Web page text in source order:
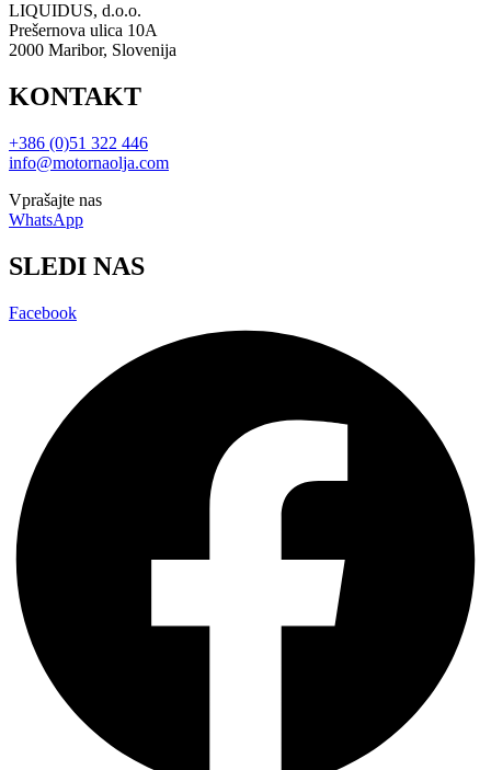
LIQUIDUS, d.o.o.
Prešernova ulica 10A
2000 Maribor, Slovenija
KONTAKT
+386 (0)51 322 446
info@motornaolja.com
Vprašajte nas
WhatsApp
SLEDI NAS
Facebook